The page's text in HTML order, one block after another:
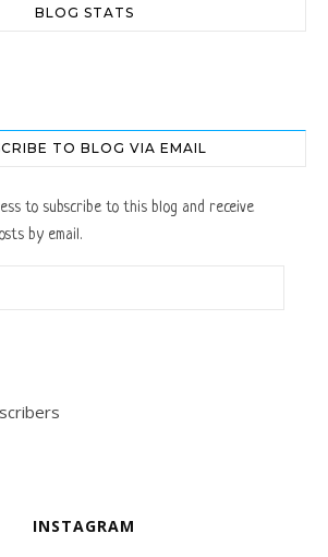
BLOG STATS
TO BLOG VIA EMAIL
to subscribe to this blog and receive
by email.
INSTAGRAM